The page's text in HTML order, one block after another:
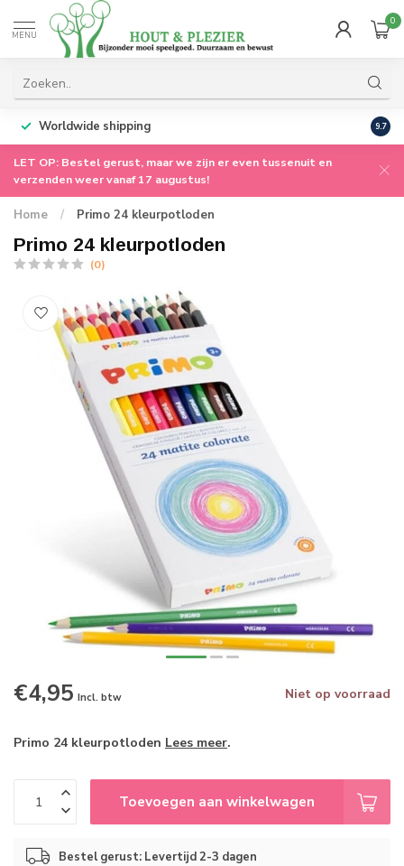
MENU
0
Worldwide shipping 9.7
LET OP: Bestel gerust, maar we zijn er even tussenuit en
verzenden weer vanaf 17 augustus!
Home / Primo 24 kleurpotloden
Primo 24 kleurpotloden
(0)
€4,95 Incl. btw Niet op voorraad
Primo 24 kleurpotloden Lees meer.
Toevoegen aan winkelwagen
Bestel gerust: Levertijd 2-3 dagen